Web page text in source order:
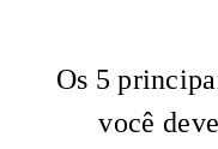
Os 5
você